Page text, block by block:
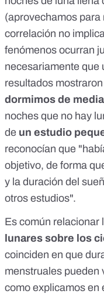
(aprovechamos para
correlación no
fenómenos ocurran
necesariamente que
resultados
dormimos de
noches que no hay
de un estudio
reconocían que
objetivo, de forma
y la duración del
otros estudios".
Es común relacionar
lunares sobre los
coinciden en que
menstruales pueden
como explicamos en